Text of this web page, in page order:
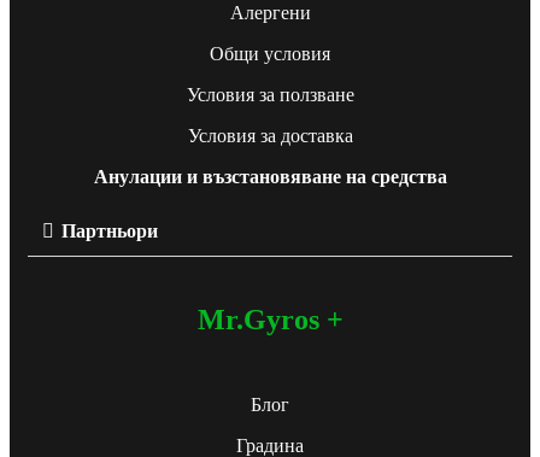
Алергени
Общи условия
Условия за ползване
Условия за доставка
Анулации и възстановяване на средства
Партньори
Mr.Gyros +
Блог
Градина